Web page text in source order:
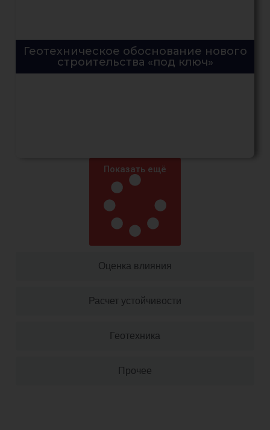
Оценка влияния
Расчет устойчивости
Геотехника
Прочее
Геотехническое обоснование нового
строительства «под ключ»
Показать ещё